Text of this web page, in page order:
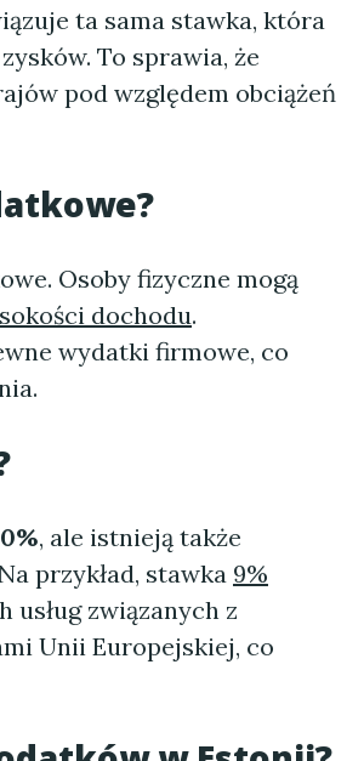
ta sama stawka, która
To sprawia, że
pod względem obciążeń
Osoby fizyczne mogą
dochodu.
wydatki firmowe, co
, ale istnieją także
przykład, stawka 9%
związanych z
Unii Europejskiej, co